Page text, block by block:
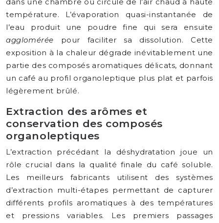
température. L’évaporation quasi-instantanée de
l’eau produit une poudre fine qui sera ensuite
agglomérée pour faciliter sa dissolution. Cette
exposition à la chaleur dégrade inévitablement une
partie des composés aromatiques délicats, donnant
un café au profil organoleptique plus plat et parfois
légèrement brûlé.
Extraction des arômes et
conservation des composés
organoleptiques
L’extraction précédant la déshydratation joue un
rôle crucial dans la qualité finale du café soluble.
Les meilleurs fabricants utilisent des systèmes
d’extraction multi-étapes permettant de capturer
différents profils aromatiques à des températures
et pressions variables. Les premiers passages